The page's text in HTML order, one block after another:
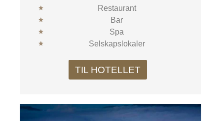
Restaurant
Bar
Spa
Selskapslokaler
TIL HOTELLET